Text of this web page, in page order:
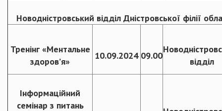
Новодністровський відділ Дністровської філії
Тренінг «Ментальне
здоров’я»
10.09.2024 09.00
відділ
Інформаційний
семінар з питань